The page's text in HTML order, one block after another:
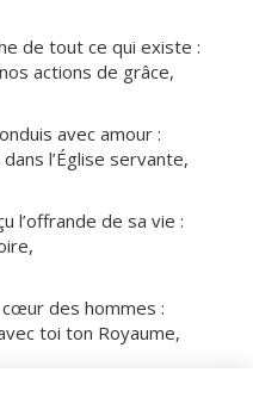
de tout ce qui existe :
actions de grâce,
avec amour :
l’Église servante,
l’offrande de sa vie :
des hommes :
toi ton Royaume,